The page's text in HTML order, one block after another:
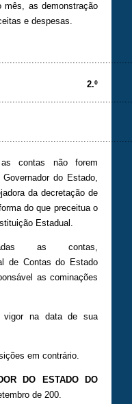
mês, as demonstração
e despesas.
contas não forem
do Estado,
da decretação de
do que preceitua o
Estadual.
as contas,
de Contas do Estado
as cominações
na data de sua
em contrário.
DO ESTADO DO
de 200.